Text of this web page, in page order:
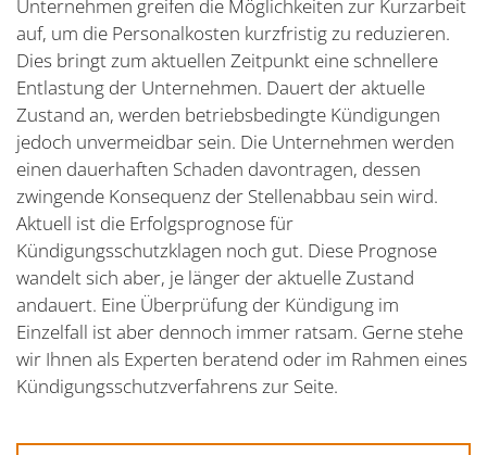
Unternehmen greifen die Möglichkeiten zur Kurzarbeit
auf, um die Personalkosten kurzfristig zu reduzieren.
Dies bringt zum aktuellen Zeitpunkt eine schnellere
Entlastung der Unternehmen. Dauert der aktuelle
Zustand an, werden betriebsbedingte Kündigungen
jedoch unvermeidbar sein. Die Unternehmen werden
einen dauerhaften Schaden davontragen, dessen
zwingende Konsequenz der Stellenabbau sein wird.
Aktuell ist die Erfolgsprognose für
Kündigungsschutzklagen noch gut. Diese Prognose
wandelt sich aber, je länger der aktuelle Zustand
andauert. Eine Überprüfung der Kündigung im
Einzelfall ist aber dennoch immer ratsam. Gerne stehe
wir Ihnen als Experten beratend oder im Rahmen eines
Kündigungsschutzverfahrens zur Seite.